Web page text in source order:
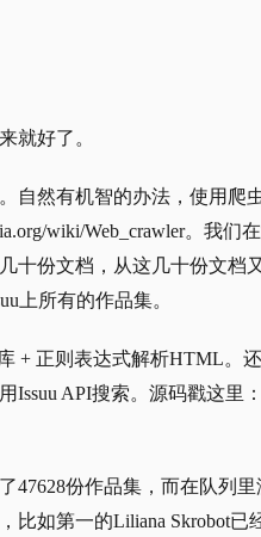
就好了。
自然有机智的办法，使用爬
wiki/Web_crawler。我们
十份文档，从这几十份文档
上所有的作品集。
+ 正则表达式解析HTML。
API搜索。源码戳这里：
47628份作品集，而在队列
比如第一的Liliana Skrobot